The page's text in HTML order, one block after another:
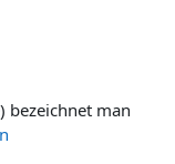
bezeichnet man